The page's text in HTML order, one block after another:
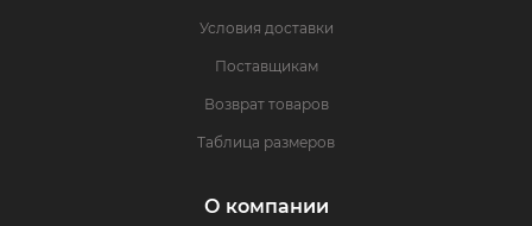
Условия доставки
Поставщикам
Возврат товаров
Таблица размеров
О компании